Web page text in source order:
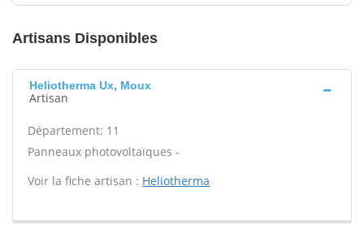
Artisans Disponibles
Heliotherma Ux, Moux
Artisan
Département: 11
Panneaux photovoltaïques -
Voir la fiche artisan : Heliotherma